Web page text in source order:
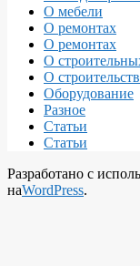
О мебели
О ремонтах
О ремонтах
О
О
Оборудование
Разное
Статьи
Статьи
Разработано с
наWordPress.